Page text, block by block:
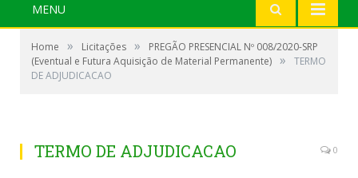
MENU
Home » Licitações »
PREGÃO PRESENCIAL Nº 008/2020-SRP
(Eventual e Futura Aquisição de Material Permanente) »
TERMO
DE ADJUDICACAO
TERMO DE ADJUDICACAO 0